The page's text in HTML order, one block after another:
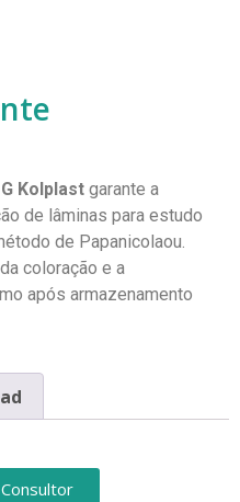
Kolplast garante a
de lâminas para estudo
de Papanicolaou.
coloração e a
após armazenamento